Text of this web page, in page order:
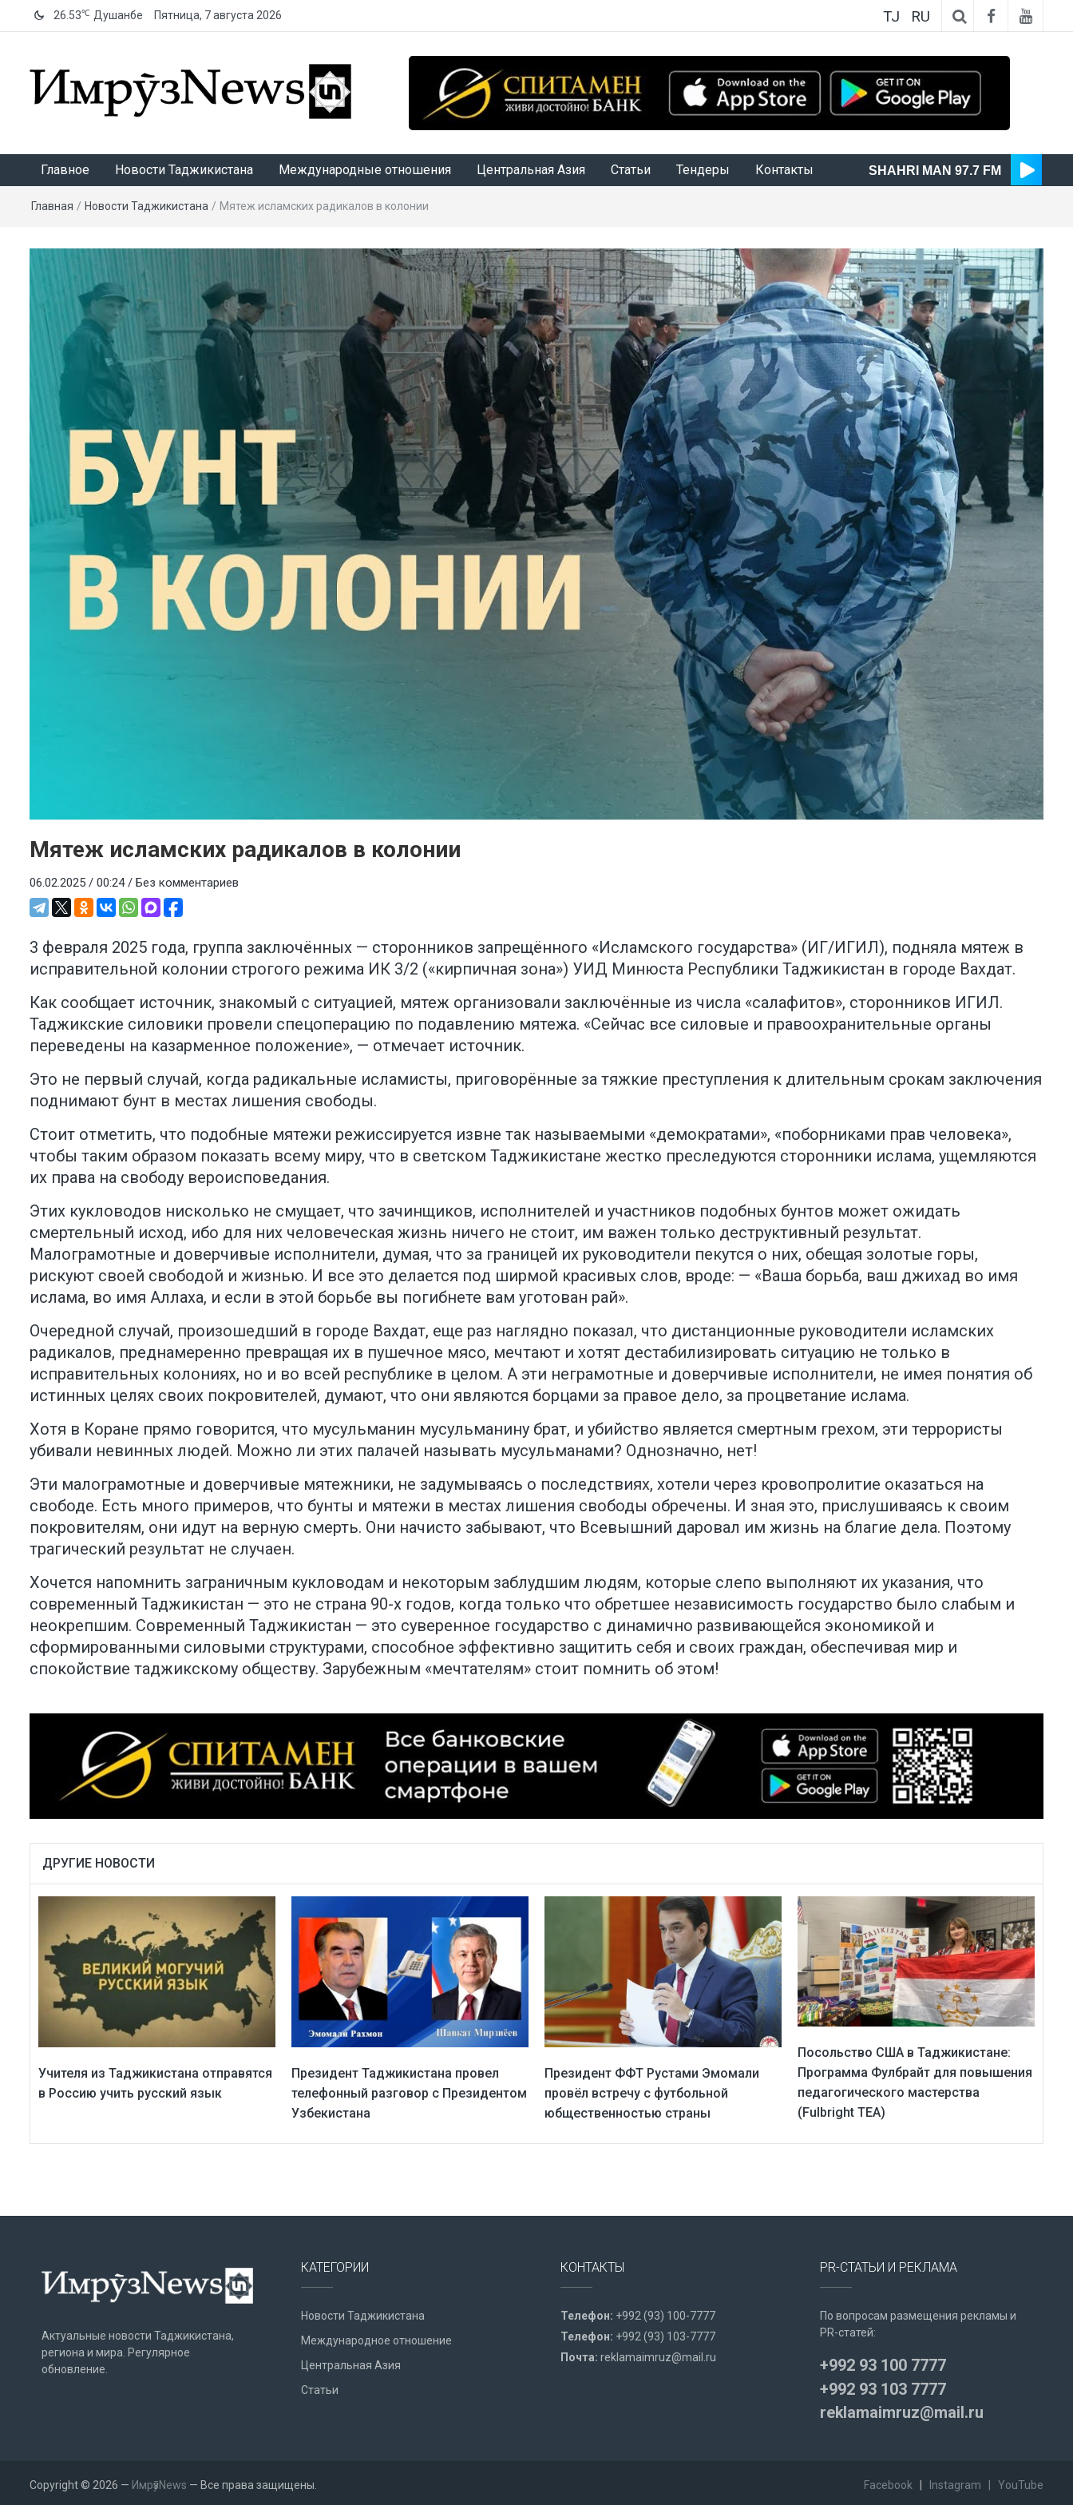
26.53℃ Душанбе Пятница, 7 августа 2026 TJ RU
Главное Новости Таджикистана Международные отношения Центральная Азия Статьи Тендеры Контакты SHAHRI MAN 97.7 FM
Главная / Новости Таджикистана / Мятеж исламских радикалов в колонии
Мятеж исламских радикалов в колонии
06.02.2025 / 00:24 / Без комментариев
3 февраля 2025 года, группа заключённых — сторонников запрещённого «Исламского государства» (ИГ/ИГИЛ), подняла мятеж в
исправительной колонии строгого режима ИК 3/2 («кирпичная зона») УИД Минюста Республики Таджикистан в городе Вахдат.
Как сообщает источник, знакомый с ситуацией, мятеж организовали заключённые из числа «салафитов», сторонников ИГИЛ.
Таджикские силовики провели спецоперацию по подавлению мятежа. «Сейчас все силовые и правоохранительные органы
переведены на казарменное положение», — отмечает источник.
Это не первый случай, когда радикальные исламисты, приговорённые за тяжкие преступления к длительным срокам заключения
поднимают бунт в местах лишения свободы.
Стоит отметить, что подобные мятежи режиссируется извне так называемыми «демократами», «поборниками прав человека»,
чтобы таким образом показать всему миру, что в светском Таджикистане жестко преследуются сторонники ислама, ущемляются
их права на свободу вероисповедания.
Этих кукловодов нисколько не смущает, что зачинщиков, исполнителей и участников подобных бунтов может ожидать
смертельный исход, ибо для них человеческая жизнь ничего не стоит, им важен только деструктивный результат.
Малограмотные и доверчивые исполнители, думая, что за границей их руководители пекутся о них, обещая золотые горы,
рискуют своей свободой и жизнью. И все это делается под ширмой красивых слов, вроде: — «Ваша борьба, ваш джихад во имя
ислама, во имя Аллаха, и если в этой борьбе вы погибнете вам уготован рай».
Очередной случай, произошедший в городе Вахдат, еще раз наглядно показал, что дистанционные руководители исламских
радикалов, преднамеренно превращая их в пушечное мясо, мечтают и хотят дестабилизировать ситуацию не только в
исправительных колониях, но и во всей республике в целом. А эти неграмотные и доверчивые исполнители, не имея понятия об
истинных целях своих покровителей, думают, что они являются борцами за правое дело, за процветание ислама.
Хотя в Коране прямо говорится, что мусульманин мусульманину брат, и убийство является смертным грехом, эти террористы
убивали невинных людей. Можно ли этих палачей называть мусульманами? Однозначно, нет!
Эти малограмотные и доверчивые мятежники, не задумываясь о последствиях, хотели через кровопролитие оказаться на
свободе. Есть много примеров, что бунты и мятежи в местах лишения свободы обречены. И зная это, прислушиваясь к своим
покровителям, они идут на верную смерть. Они начисто забывают, что Всевышний даровал им жизнь на благие дела. Поэтому
трагический результат не случаен.
Хочется напомнить заграничным кукловодам и некоторым заблудшим людям, которые слепо выполняют их указания, что
современный Таджикистан — это не страна 90-х годов, когда только что обретшее независимость государство было слабым и
неокрепшим. Современный Таджикистан — это суверенное государство с динамично развивающейся экономикой и
сформированными силовыми структурами, способное эффективно защитить себя и своих граждан, обеспечивая мир и
спокойствие таджикскому обществу. Зарубежным «мечтателям» стоит помнить об этом!
ДРУГИЕ НОВОСТИ
Учителя из Таджикистана отправятся
в Россию учить русский язык
Президент Таджикистана провел
телефонный разговор с Президентом
Узбекистана
Президент ФФТ Рустами Эмомали
провёл встречу с футбольной
юбщественностью страны
Посольство США в Таджикистане:
Программа Фулбрайт для повышения
педагогического мастерства
(Fulbright TEA)
Актуальные новости Таджикистана,
региона и мира. Регулярное
обновление.
КАТЕГОРИИ
Новости Таджикистана
Международное отношение
Центральная Азия
Статьи
КОНТАКТЫ
Телефон: +992 (93) 100-7777
Телефон: +992 (93) 103-7777
Почта: reklamaimruz@mail.ru
PR-СТАТЬИ И РЕКЛАМА
По вопросам размещения рекламы и
PR-статей:
+992 93 100 7777
+992 93 103 7777
reklamaimruz@mail.ru
Copyright © 2026 — ИмрӯзNews — Все права защищены. Facebook Instagram YouTube